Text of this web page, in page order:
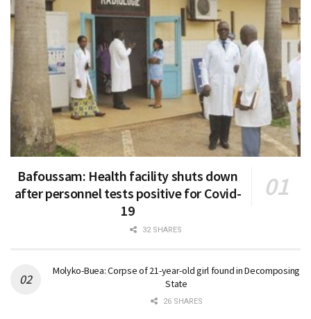
Bafoussam: Health facility shuts down
after personnel tests positive for Covid-
19
32 SHARES
Molyko-Buea: Corpse of 21-year-old girl found in Decomposing
State
26 SHARES